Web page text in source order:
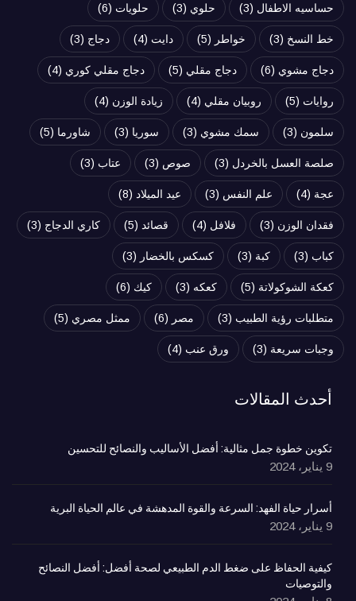
حساسيه الاطفال (3) حلوي (3) حلويات (6)
خط النسخ (3) خواطر (5) دايت (4) دجاج (3)
دجاج مشوي (6) دجاج مقلي (5) دجاج مقلي كوري (4)
روايات (5) روبيان مقلي (4) زيادة الوزن (4)
سلمون (3) سمك مشوي (3) سوريا (3) شاورما (5)
صلصة العسل بالخردل (3) صوص (3) عتاب (3)
عجة (4) علم النفس (3) عيد الميلاد (8)
فقدان الوزن (3) فلافل (4) قصائد (5) كاري الدجاج (3)
كباب (3) كبة (3) كسكس بالخضار (3)
كعكة الشوكولاتة (5) كعكه (3) كيك (6)
متطلبات رؤية الطبيب (3) مصر (6) ممثل مصري (5)
وجبات سريعة (3) ورق عنب (4)
أحدث المقالات
تكوين خطوة جمل مثالية: أفضل الأساليب والنصائح للتحسين
9 يناير، 2024
أسرار حياة الفهد: السرعة والقوة المدهشة في عالم الحياة البرية
9 يناير، 2024
كيفية الحفاظ على ضغط الدم الطبيعي لصحة أفضل: أفضل النصائح
والتوصيات